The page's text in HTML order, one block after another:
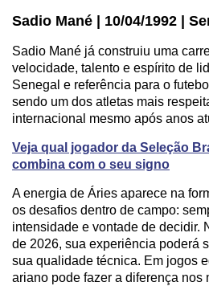
Sadio Mané | 10/04/1992 |
Sadio Mané já construiu uma
velocidade, talento e espírito de
Senegal e referência para o
sendo um dos atletas mais
internacional mesmo após anos
Veja qual jogador da Seleção
combina com o seu signo
A energia de Áries aparece na
os desafios dentro de campo:
intensidade e vontade de decidir.
de 2026, sua experiência poderá
sua qualidade técnica. Em jogos
ariano pode fazer a diferença nos